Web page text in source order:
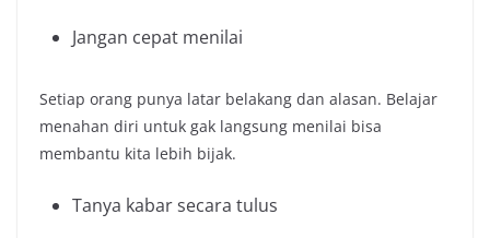
Jangan cepat menilai
Setiap orang punya latar belakang dan alasan. Belajar
menahan diri untuk gak langsung menilai bisa
membantu kita lebih bijak.
Tanya kabar secara tulus